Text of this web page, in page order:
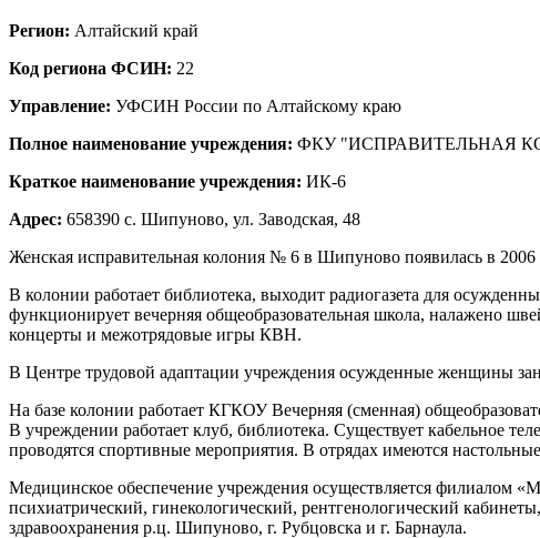
Регион: Алтайский край
Код региона ФСИН: 22
Управление: УФСИН России по Алтайскому краю
Полное наименование учреждения: ФКУ "ИСПРАВИТЕЛЬНАЯ
Краткое наименование учреждения: ИК-6
Адрес: 658390 с. Шипуново, ул. Заводская, 48
Женская исправительная колония № 6 в Шипуново появилась в
В колонии работает библиотека, выходит радиогазета для
функционирует вечерняя общеобразовательная школа, налажено
концерты и межотрядовые игры КВН.
В Центре трудовой адаптации учреждения осужденные женщины
На базе колонии работает КГКОУ Вечерняя (сменная)
В учреждении работает клуб, библиотека. Существует кабельное
проводятся спортивные мероприятия. В отрядах имеются
Медицинское обеспечение учреждения осуществляется филиалом
психиатрический, гинекологический, рентгенологический
здравоохранения р.ц. Шипуново, г. Рубцовска и г. Барнаула.